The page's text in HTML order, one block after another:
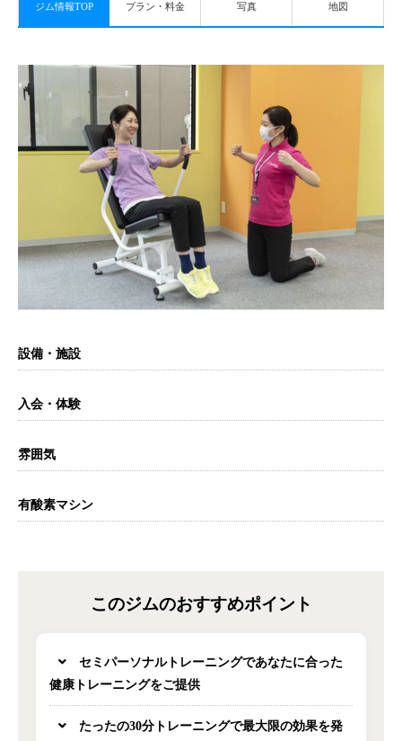
ジム情報TOP プラン・料金 写真 地図
設備・施設
入会・体験
雰囲気
有酸素マシン
このジムのおすすめポイント
セミパーソナルトレーニングであなたに合った
健康トレーニングをご提供
たったの30分トレーニングで最大限の効果を発